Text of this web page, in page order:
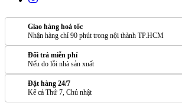
Giao hàng hoả tốc
Nhận hàng chỉ 90 phút trong nội thành TP.HCM
Đổi trả miễn phí
Nếu do lỗi nhà sản xuất
Đặt hàng 24/7
Kể cả Thứ 7, Chủ nhật